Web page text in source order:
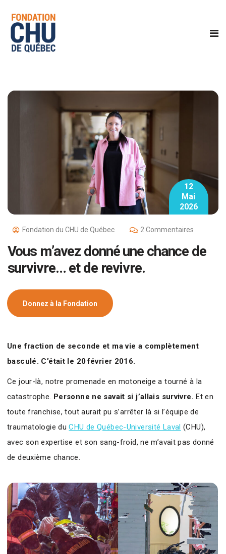
12
Mai
2026
Fondation du CHU de Québec 2 Commentaires
Vous m’avez donné une chance de
survivre… et de revivre.
Donnez à la Fondation
Une fraction de seconde et ma vie a complètement
basculé. C’était le 20 février 2016.
Ce jour-là, notre promenade en motoneige a tourné à la
catastrophe. Personne ne savait si j’allais survivre. Et en
toute franchise, tout aurait pu s’arrêter là si l’équipe de
traumatologie duCHU de Québec-Université Laval (CHU),
avec son expertise et son sang-froid, ne m’avait pas donné
de deuxième chance.